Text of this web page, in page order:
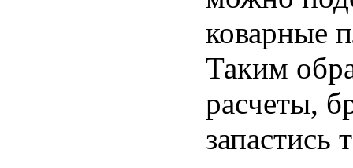
коварные
Таким
расчеты,
запастись